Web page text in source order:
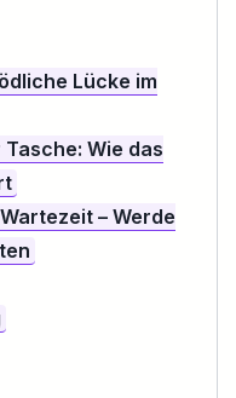
Lücke im
Wie das
– Werde